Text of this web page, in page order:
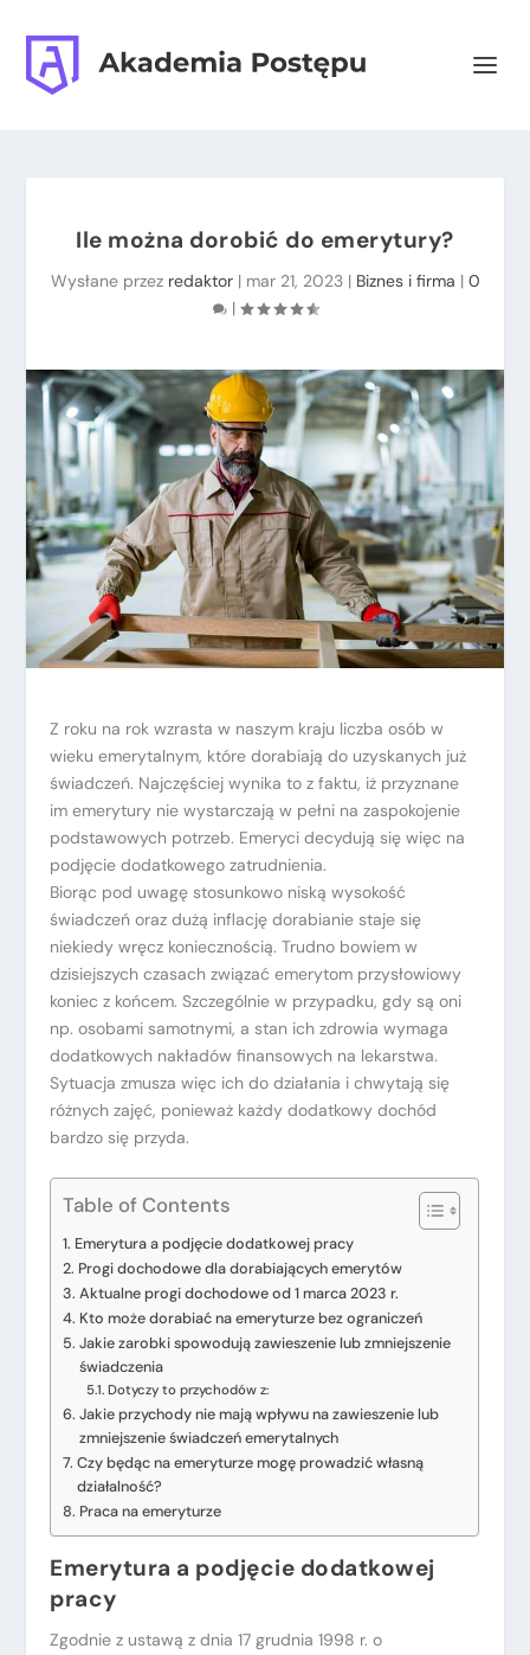
Ile można dorobić do emerytury?
Wysłane przez redaktor| mar 21, 2023| Biznes i firma | 0
|
Z roku na rok wzrasta w naszym kraju liczba osób w
wieku emerytalnym, które dorabiają do uzyskanych już
świadczeń. Najczęściej wynika to z faktu, iż przyznane
im emerytury nie wystarczają w pełni na zaspokojenie
podstawowych potrzeb. Emeryci decydują się więc na
podjęcie dodatkowego zatrudnienia.
Biorąc pod uwagę stosunkowo niską wysokość
świadczeń oraz dużą inflację dorabianie staje się
niekiedy wręcz koniecznością. Trudno bowiem w
dzisiejszych czasach związać emerytom przysłowiowy
koniec z końcem. Szczególnie w przypadku, gdy są oni
np. osobami samotnymi, a stan ich zdrowia wymaga
dodatkowych nakładów finansowych na lekarstwa.
Sytuacja zmusza więc ich do działania i chwytają się
różnych zajęć, ponieważ każdy dodatkowy dochód
bardzo się przyda.
Table of Contents
Emerytura a podjęcie dodatkowej pracy
Progi dochodowe dla dorabiających emerytów
Aktualne progi dochodowe od 1 marca 2023 r.
Kto może dorabiać na emeryturze bez ograniczeń
Jakie zarobki spowodują zawieszenie lub zmniejszenie
świadczenia
Dotyczy to przychodów z:
Jakie przychody nie mają wpływu na zawieszenie lub
zmniejszenie świadczeń emerytalnych
Czy będąc na emeryturze mogę prowadzić własną
działalność?
Praca na emeryturze
Emerytura a podjęcie dodatkowej
pracy
Zgodnie z ustawą z dnia 17 grudnia 1998 r. o